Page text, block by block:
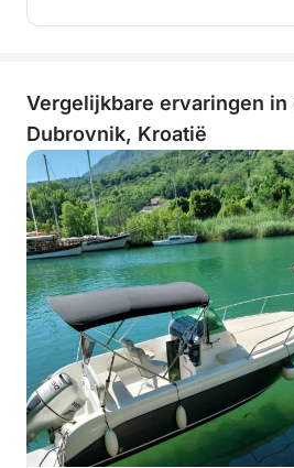
Vergelijkbare ervaringen in
Dubrovnik, Kroatië